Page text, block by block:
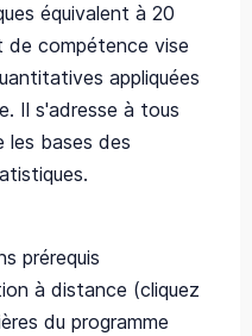
équivalent à 20
compétence vise
appliquées
Il s'adresse à tous
les bases des
prérequis
à distance (cliquez
du programme